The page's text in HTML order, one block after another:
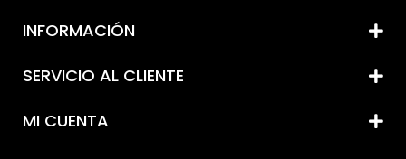
INFORMACIÓN
SERVICIO AL CLIENTE
MI CUENTA